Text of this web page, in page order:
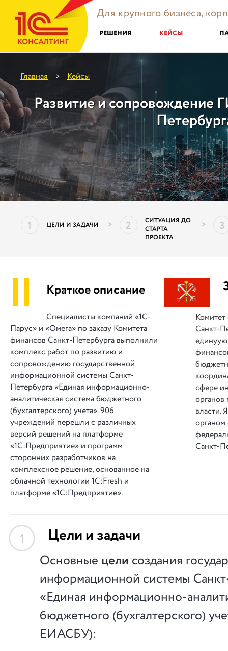
Для крупного бизнеса,
РЕШЕНИЯ КЕЙСЫ
Главная > Кейсы
Развитие и
1 ЦЕЛИ И ЗАДАЧИ > 2
СИТУАЦИЯ ДО
СТАРТА
ПРОЕКТА
> 3
|| Краткое описание
Специалисты компаний «1С-
Парус» и «Омега» по заказу Комитета
финансов Санкт-Петербурга выполнили
комплекс работ по развитию и
сопровождению государственной
информационной системы Санкт-
Петербурга «Единая информационно-
аналитическая система бюджетного
(бухгалтерского) учета». 906
учреждений перешли с различных
версий решений на платформе
«1С:Предприятие» и программ
сторонних разработчиков на
комплексное решение, основанное на
облачной технологии 1С:Fresh и
платформе «1С:Предприятие».
сфере
органов
власти.
1 Цели и задачи
Основные цели создания
информационной системы
«Единая информационно-
бюджетного (бухгалтерского)
ЕИАСБУ):